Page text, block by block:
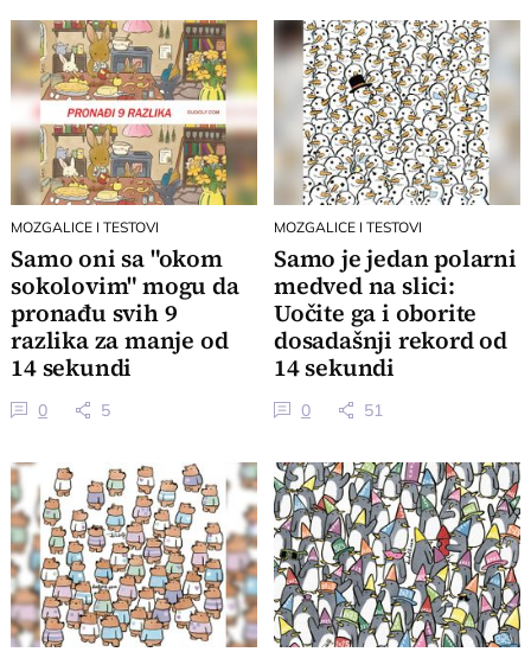
MOZGALICE I TESTOVI
Samo oni sa "okom
sokolovim" mogu da
pronađu svih 9
razlika za manje od
14 sekundi
0 5
MOZGALICE I TESTOVI
Samo je jedan polarni
medved na slici:
Uočite ga i oborite
dosadašnji rekord od
14 sekundi
0 51